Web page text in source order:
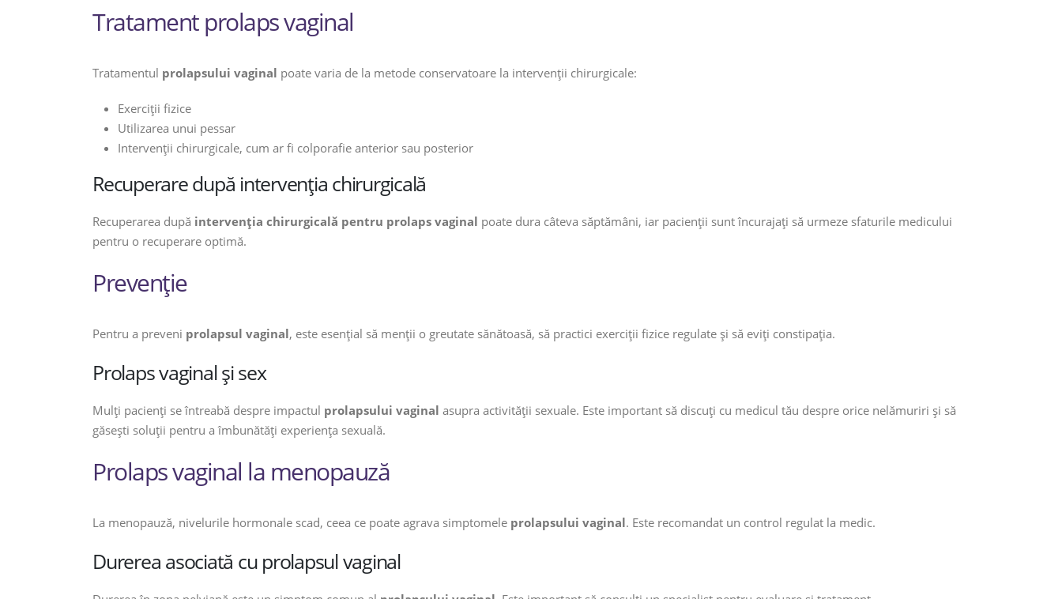
Tratament prolaps vaginal
Tratamentul prolapsului vaginal poate varia de la metode conservatoare la intervenții chirurgicale:
Exerciții fizice
Utilizarea unui pessar
Intervenții chirurgicale, cum ar fi colporafie anterior sau posterior
Recuperare după intervenția chirurgicală
Recuperarea după intervenția chirurgicală pentru prolaps vaginal poate dura câteva săptămâni, iar pacienții sunt încurajați să urmeze sfaturile medicului
pentru o recuperare optimă.
Prevenție
Pentru a preveni prolapsul vaginal, este esențial să menții o greutate sănătoasă, să practici exerciții fizice regulate și să eviți constipația.
Prolaps vaginal și sex
Mulți pacienți se întreabă despre impactul prolapsului vaginal asupra activității sexuale. Este important să discuți cu medicul tău despre orice nelămuriri și să
găsești soluții pentru a îmbunătăți experiența sexuală.
Prolaps vaginal la menopauză
La menopauză, nivelurile hormonale scad, ceea ce poate agrava simptomele prolapsului vaginal. Este recomandat un control regulat la medic.
Durerea asociată cu prolapsul vaginal